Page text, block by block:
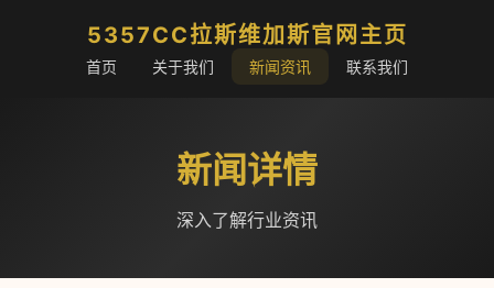
5357CC拉斯维加斯官网主页
首页 关于我们 新闻资讯 联系我们
新闻详情
深入了解行业资讯